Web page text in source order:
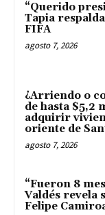
“Querido
Tapia
FIFA
agosto 7, 2026
¿Arriendo o
de hasta $5,2
adquirir
oriente de
agosto 7, 2026
“Fueron 8
Valdés revela
Felipe